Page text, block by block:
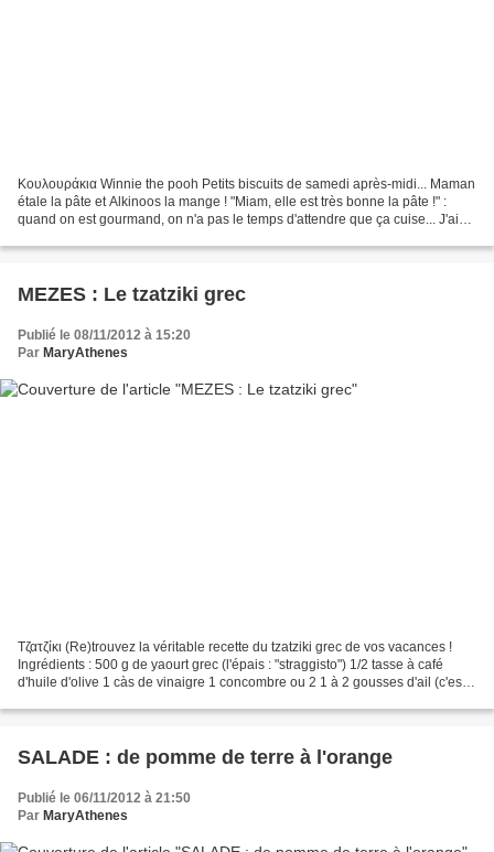
Κουλουράκια Winnie the pooh Petits biscuits de samedi après-midi... Maman
étale la pâte et Alkinoos la mange ! "Miam, elle est très bonne la pâte !" :
quand on est gourmand, on n'a pas le temps d'attendre que ça cuise... J'ai
MEZES : Le tzatziki grec
Publié le 08/11/2012 à 15:20
Par MaryAthenes
Τζατζίκι (Re)trouvez la véritable recette du tzatziki grec de vos vacances !
Ingrédients : 500 g de yaourt grec (l'épais : "straggisto") 1/2 tasse à café
d'huile d'olive 1 càs de vinaigre 1 concombre ou 2 1 à 2 gousses d'ail (c'est
SALADE : de pomme de terre à l'orange
Publié le 06/11/2012 à 21:50
Par MaryAthenes